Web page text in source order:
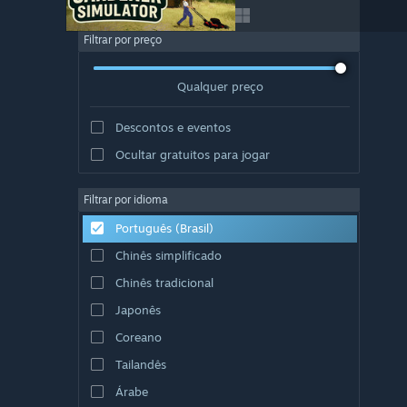
Filtrar por preço
Qualquer preço
Descontos e eventos
Ocultar gratuitos para jogar
Filtrar por idioma
Português (Brasil)
Chinês simplificado
Chinês tradicional
Japonês
Coreano
Tailandês
Árabe